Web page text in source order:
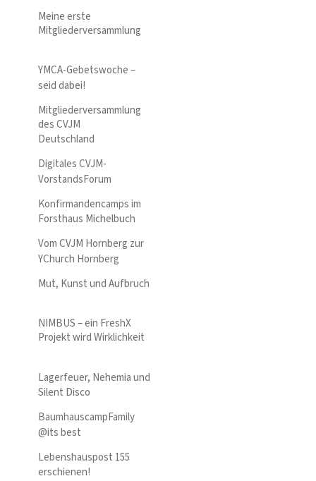
Meine erste
Mitgliederversammlung
YMCA-Gebetswoche –
seid dabei!
Mitgliederversammlung
des CVJM
Deutschland
Digitales CVJM-
VorstandsForum
Konfirmandencamps im
Forsthaus Michelbuch
Vom CVJM Hornberg zur
YChurch Hornberg
Mut, Kunst und Aufbruch
NIMBUS – ein FreshX
Projekt wird Wirklichkeit
Lagerfeuer, Nehemia und
Silent Disco
BaumhauscampFamily
@its best
Lebenshauspost 155
erschienen!